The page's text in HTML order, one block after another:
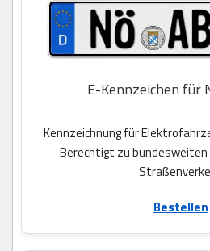
E-Kennzeichen für
Kennzeichnung für
Berechtigt zu
Bestellen